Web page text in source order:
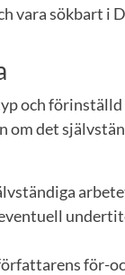
vara sökbart i
och
om det
för-